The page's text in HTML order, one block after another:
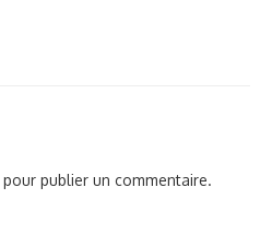
pour publier un commentaire.